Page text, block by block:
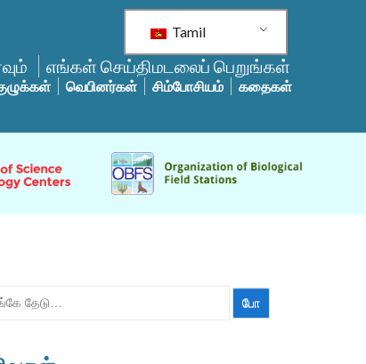
Tamil
எங்கள் செய்திமடலைப் பெறுங்கள்
வெபினர்கள் சிம்போசியம் கதைகள்